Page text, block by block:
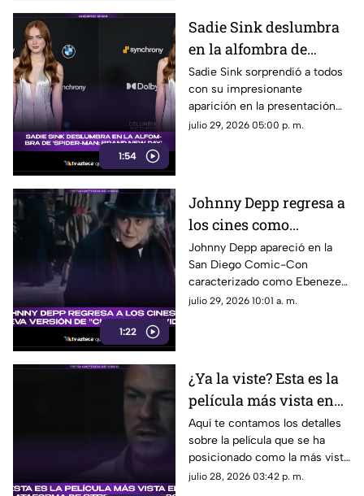
1:54
Sadie Sink deslumbra
en la alfombra de
'Spider-Man: Brand
New Day'
Sadie Sink sorprendió a todos
con su impresionante
aparición en la presentación
de ‘Spider-Man: Brand New
julio 29, 2026 05:00 p. m.
1:22
Johnny Depp regresa a
los cines como
Ebenezer Scrooge en
nueva versión de
'Cuento de Navidad'
Johnny Depp apareció en la
San Diego Comic-Con
caracterizado como Ebenezer
Scrooge. Aquí te contamos los
julio 29, 2026 10:01 a. m.
¿Ya la viste? Esta es la
película más vista en
plataforma de
streaming en 2026;
logró superar las 147
millones de
Aquí te contamos los detalles
sobre la película que se ha
posicionado como la más vista
en plataforma de streaming de
julio 28, 2026 03:42 p. m.